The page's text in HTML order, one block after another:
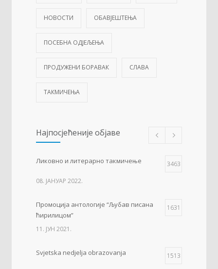
НОВОСТИ ОБАВЈЕШТЕЊА
ПОСЕБНА ОДЈЕЉЕЊА
ПРОДУЖЕНИ БОРАВАК СЛАВА
ТАКМИЧЕЊА
Најпосјећеније објаве
Ликовно и литерарно такмичење 3463
08. ЈАНУАР 2022.
Промоција антологије “Љубав писана
ћирилицом”
1631
11. ЈУН 2021.
Svjetska nedjelja obrazovanja 1513